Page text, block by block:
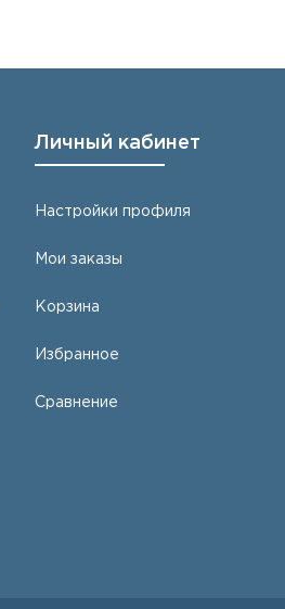
Личный кабинет
Настройки профиля
Мои заказы
Корзина
Избранное
Сравнение